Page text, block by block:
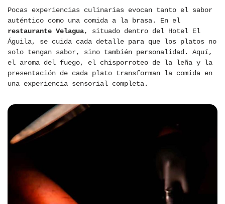
Pocas experiencias culinarias evocan tanto el sabor
auténtico como una comida a la brasa. En el
restaurante Velagua, situado dentro del Hotel El
Águila, se cuida cada detalle para que los platos no
solo tengan sabor, sino también personalidad. Aquí,
el aroma del fuego, el chisporroteo de la leña y la
presentación de cada plato transforman la comida en
una experiencia sensorial completa.